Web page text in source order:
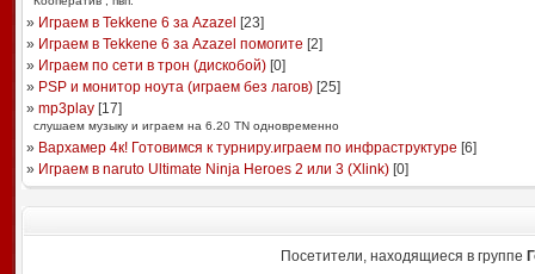
» Играем в Tekkene 6 за Azazel [23]
» Играем в Tekkene 6 за Azazel помогите [2]
» Играем по сети в трон (дискобой)[0]
» PSP и монитор ноута (играем без лагов)[25]
» mp3play[17]
слушаем музыку и играем на 6.20 TN одновременно
» Вархамер 4к! Готовимся к турниру.играем по инфраструктуре [6]
» Играем в naruto Ultimate Ninja Heroes 2 или 3 (Xlink)[0]
Посетители, находящиеся в группе